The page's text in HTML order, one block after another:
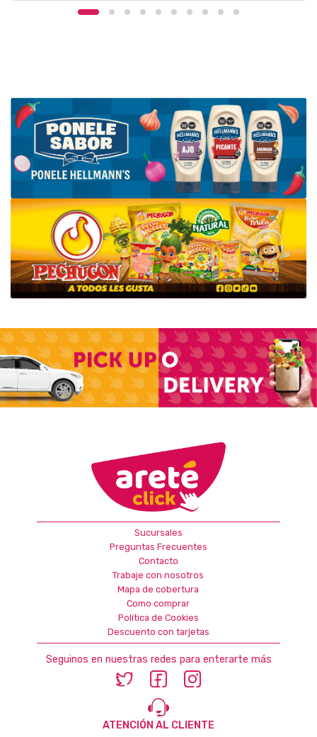
Sucursales
Preguntas Frecuentes
Contacto
Trabaje con nosotros
Mapa de cobertura
Como comprar
Política de Cookies
Descuento con tarjetas
Seguinos en nuestras redes para enterarte más
ATENCIÓN AL CLIENTE